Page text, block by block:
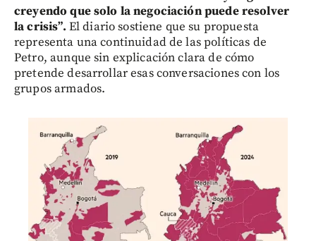
creyendo que solo la negociación puede resolver
la crisis”. El diario sostiene que su propuesta
representa una continuidad de las políticas de
Petro, aunque sin explicación clara de cómo
pretende desarrollar esas conversaciones con los
grupos armados.